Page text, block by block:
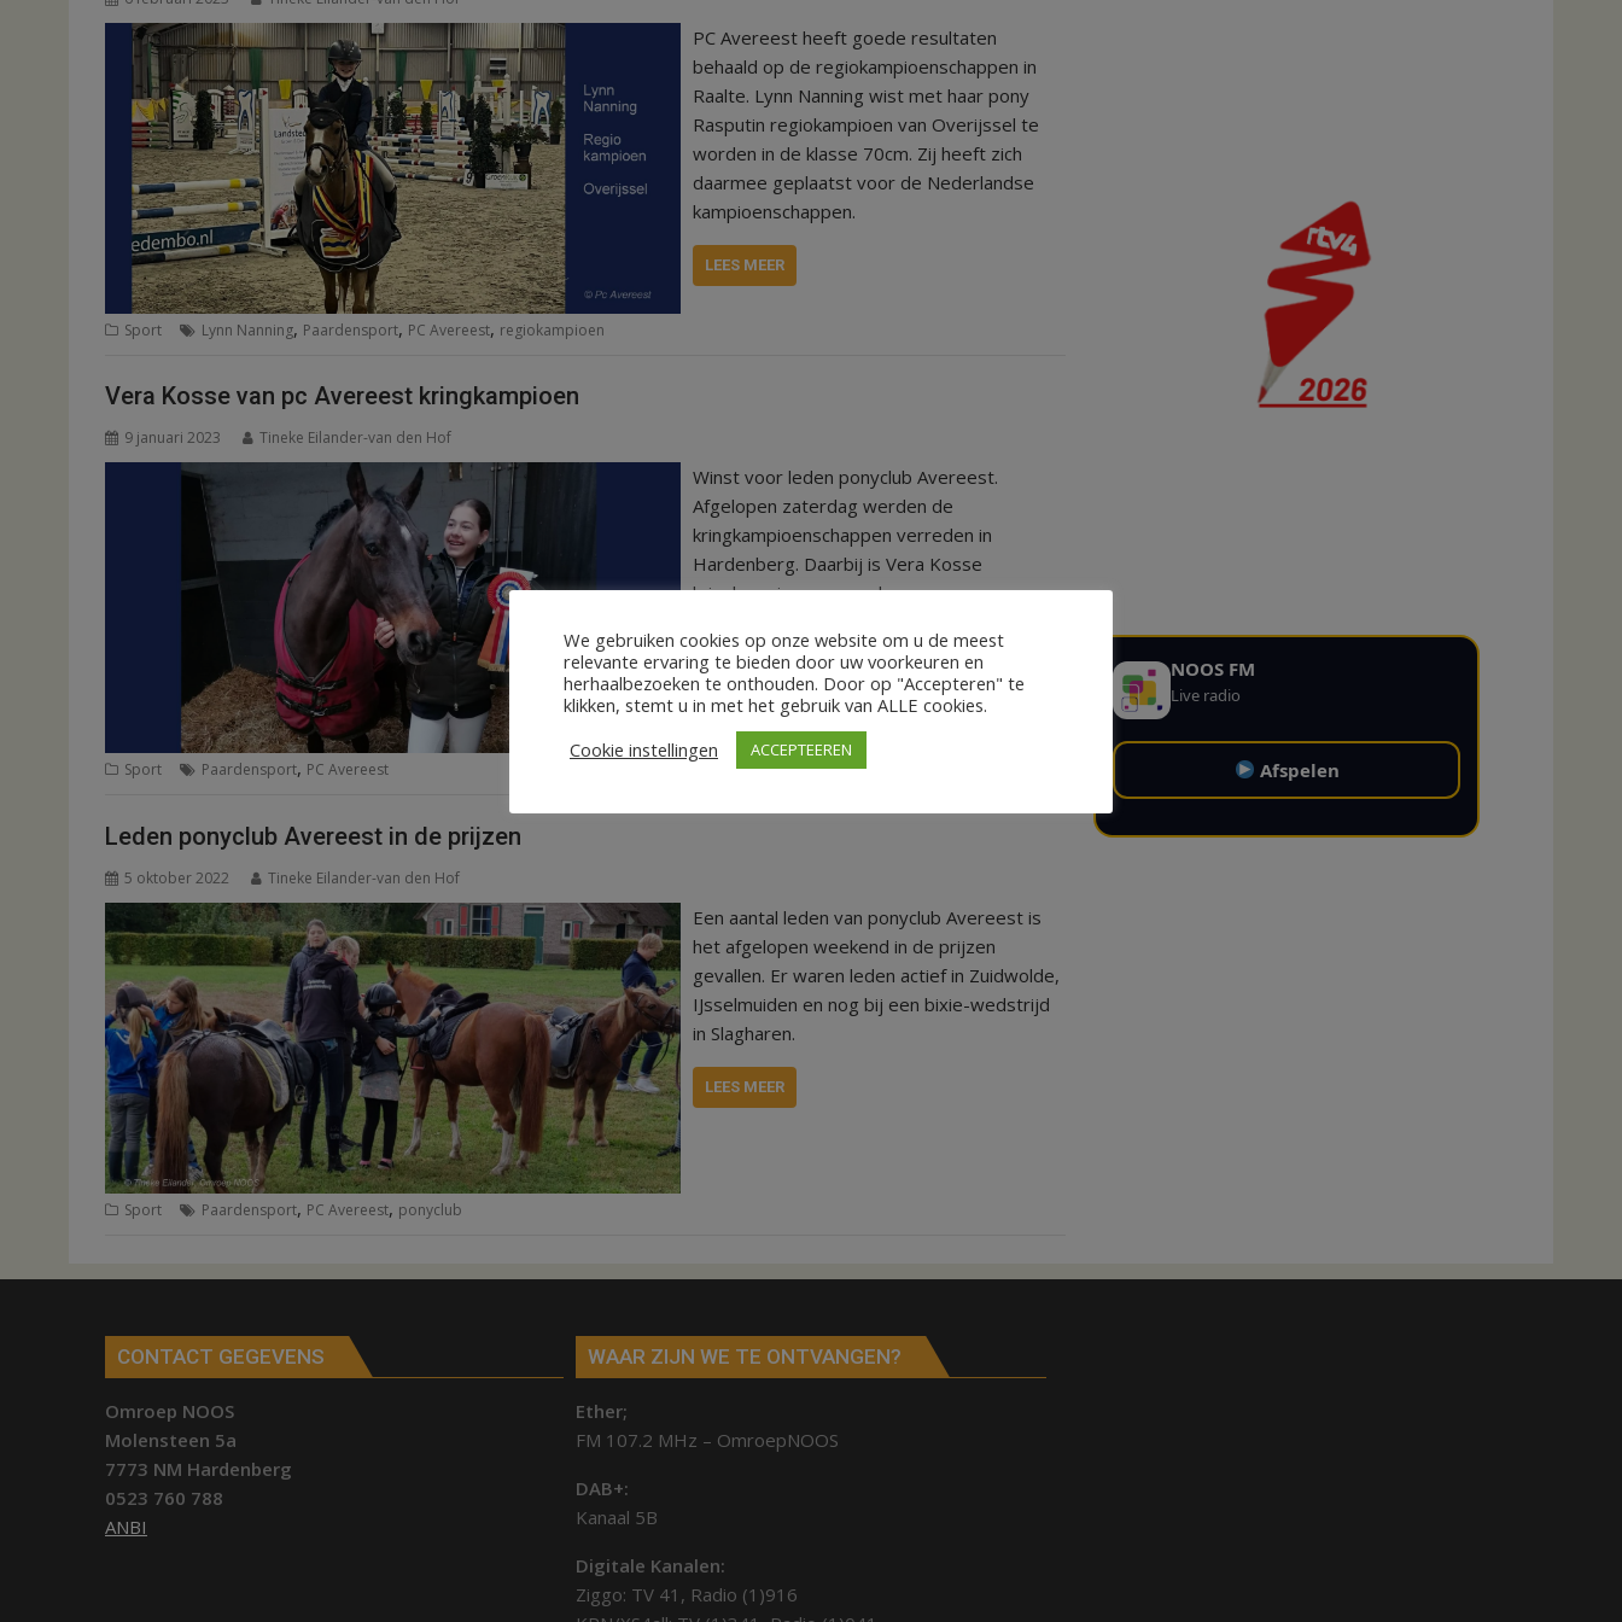
PC Avereest heeft goede resultaten
behaald op de regiokampioenschappen in
Raalte. Lynn Nanning wist met haar pony
Rasputin regiokampioen van Overijssel te
worden in de klasse 70cm. Zij heeft zich
daarmee geplaatst voor de Nederlandse
kampioenschappen.
LEES MEER
Sport Lynn Nanning, Paardensport, PC Avereest, regiokampioen
Vera Kosse van pc Avereest kringkampioen
9 januari 2023 Tineke Eilander-van den Hof
Winst voor leden ponyclub Avereest.
Afgelopen zaterdag werden de
kringkampioenschappen verreden in
Hardenberg. Daarbij is Vera Kosse
kringkampioen geworden.
LEES MEER
Sport Paardensport, PC Avereest
Leden ponyclub Avereest in de prijzen
5 oktober 2022 Tineke Eilander-van den Hof
Een aantal leden van ponyclub Avereest is
het afgelopen weekend in de prijzen
gevallen. Er waren leden actief in Zuidwolde,
IJsselmuiden en nog bij een bixie-wedstrijd
in Slagharen.
LEES MEER
Sport Paardensport, PC Avereest, ponyclub
NOOS FM
Live radio
Afspelen
CONTACT GEGEVENS
Omroep NOOS
Molensteen 5a
7773 NM Hardenberg
0523 760 788
ANBI
WAAR ZIJN WE TE ONTVANGEN?
Ether;
FM 107.2 MHz – OmroepNOOS
DAB+:
Kanaal 5B
Digitale Kanalen:
Ziggo: TV 41, Radio (1)916
We gebruiken cookies op onze website om u de meest
relevante ervaring te bieden door uw voorkeuren en
herhaalbezoeken te onthouden. Door op "Accepteren" te
klikken, stemt u in met het gebruik van ALLE cookies.
Cookie instellingen
ACCEPTEEREN